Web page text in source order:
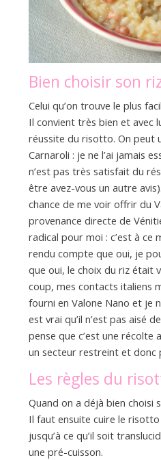
Bien choisir son
Celui qu’on trouve le plus
Il convient très bien et avec
réussite du risotto. On peut
Carnaroli : je ne l’ai jamais
n’est pas très satisfait du
être avez-vous un autre
chance de me voir offrir du
provenance directe de
radical pour moi : c’est à ce
rendu compte que oui, je
que oui, le choix du riz était
coup, mes contacts italiens
fourni en Valone Nano et je
est vrai qu’il n’est pas aisé
pense que c’est une récolte
un secteur restreint et donc
Les règles du
Quand on a déjà bien choisi
Il faut ensuite cuire le
jusqu’à ce qu’il soit
une pré-cuisson.